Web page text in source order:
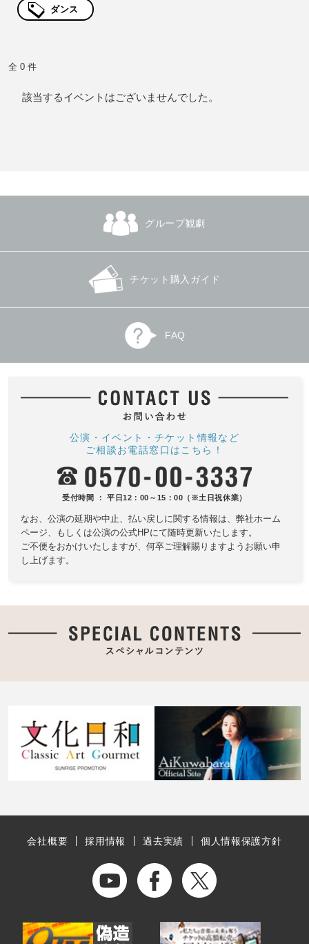
ダンス
全 0 件
該当するイベントはございませんでした。
グループ観劇
チケット購入ガイド
FAQ
公演・イベント・チケット情報など
ご相談お電話窓口はこちら！
受付時間 ： 平日12：00～15：00（※土日祝休業）
なお、公演の延期や中止、払い戻しに関する情報は、 弊社ホーム
ページ、もしくは公演の公式HPにて随時更新いたします。
ご不便をおかけいたしますが、何卒ご理解賜りますようお願い申
し上げます。
会社概要 採用情報 過去実績 個人情報保護方針